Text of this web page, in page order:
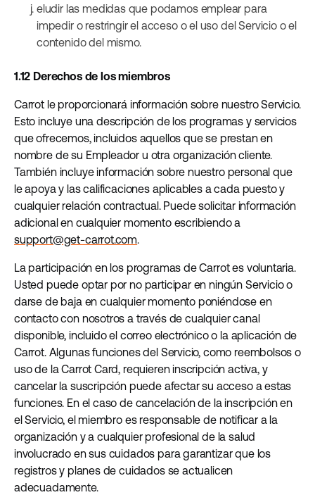
eludir las medidas que podamos emplear para
impedir o restringir el acceso o el uso del Servicio o el
contenido del mismo.
1.12 Derechos de los miembros
Carrot le proporcionará información sobre nuestro Servicio.
Esto incluye una descripción de los programas y servicios
que ofrecemos, incluidos aquellos que se prestan en
nombre de su Empleador u otra organización cliente.
También incluye información sobre nuestro personal que
le apoya y las calificaciones aplicables a cada puesto y
cualquier relación contractual. Puede solicitar información
adicional en cualquier momento escribiendo a
support@get-carrot.com.
La participación en los programas de Carrot es voluntaria.
Usted puede optar por no participar en ningún Servicio o
darse de baja en cualquier momento poniéndose en
contacto con nosotros a través de cualquier canal
disponible, incluido el correo electrónico o la aplicación de
Carrot. Algunas funciones del Servicio, como reembolsos o
uso de la Carrot Card, requieren inscripción activa, y
cancelar la suscripción puede afectar su acceso a estas
funciones. En el caso de cancelación de la inscripción en
el Servicio, el miembro es responsable de notificar a la
organización y a cualquier profesional de la salud
involucrado en sus cuidados para garantizar que los
registros y planes de cuidados se actualicen
adecuadamente.